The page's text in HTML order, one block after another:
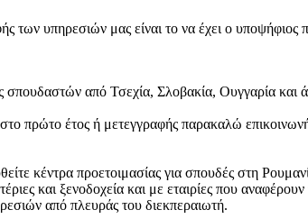
των υπηρεσιών μας είναι το να έχει ο
σπουδαστών από Τσεχία, Σλοβακία, Ουγγαρία
στο πρώτο έτος ή μετεγγραφής παρακαλώ
κέντρα προετοιμασίας για σπουδές στη
και ξενοδοχεία και με εταιρίες που
από πλευράς του διεκπεραιωτή.